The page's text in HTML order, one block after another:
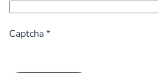
Captcha*